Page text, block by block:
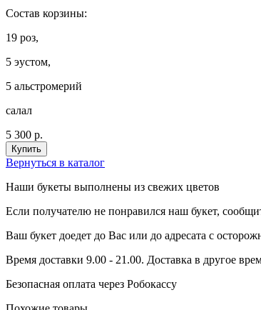
Состав корзины:
19 роз,
5 эустом,
5 альстромерий
салал
5 300 р.
Вернуться в каталог
Наши букеты выполнены из свежих цветов
Если получателю не понравился наш букет,
Ваш букет доедет до Вас или до адресата с
Время доставки 9.00 - 21.00. Доставка в другое
Безопасная оплата через Робокассу